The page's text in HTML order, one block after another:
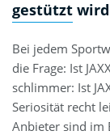
gestützt wird
Bei jedem
die Frage: Ist
schlimmer: Ist
Seriosität recht
Anbieter sind im